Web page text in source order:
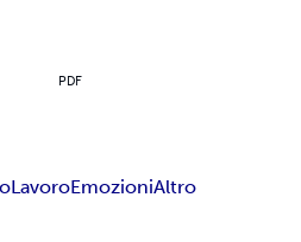
PDF
LavoroEmozioniAltro